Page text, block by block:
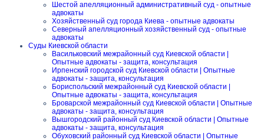
Шестой апелляционный административный суд - опытные
адвокаты
Хозяйственный суд города Киева - опытные адвокаты
Северный апелляционный хозяйственный суд - опытные
адвокаты
Суды Киевской области
Васильковский межрайонный суд Киевской области |
Опытные адвокаты - защита, консультация
Ирпенский городской суд Киевской области | Опытные
адвокаты - защита, консультация
Бориспольский межрайонный суд Киевской области |
Опытные адвокаты - защита, консультация
Броварской межрайонный суд Киевской области | Опытные
адвокаты - защита, консультация
Вышгородский районный суд Киевской области | Опытные
адвокаты - защита, консультация
Обуховский районный суд Киевской области | Опытные